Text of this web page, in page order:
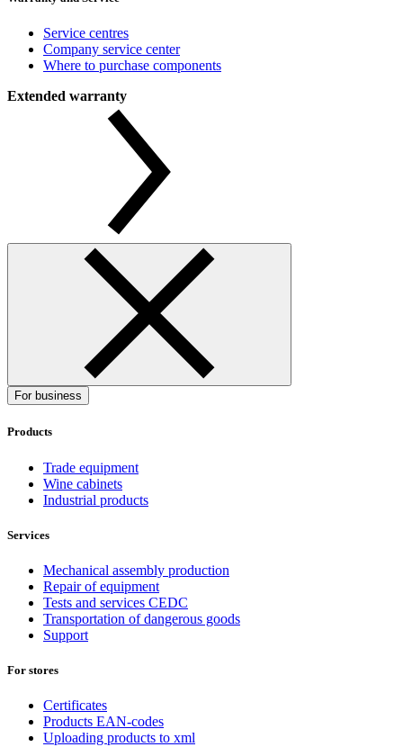
Service centres
Company service center
Where to purchase components
Extended warranty
For business
Products
Trade equipment
Wine cabinets
Industrial products
Services
Mechanical assembly production
Repair of equipment
Tests and services CEDC
Transportation of dangerous goods
Support
For stores
Certificates
Products EAN-codes
Uploading products to xml